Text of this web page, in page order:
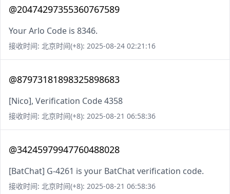
@20474297355360767589
Your Arlo Code is 8346.
接收时间: 北京时间(+8): 2025-08-24 02:21:16
@87973181898325898683
[Nico], Verification Code 4358
接收时间: 北京时间(+8): 2025-08-21 06:58:36
@34245979947760488028
[BatChat] G-4261 is your BatChat verification code.
接收时间: 北京时间(+8): 2025-08-21 06:58:36